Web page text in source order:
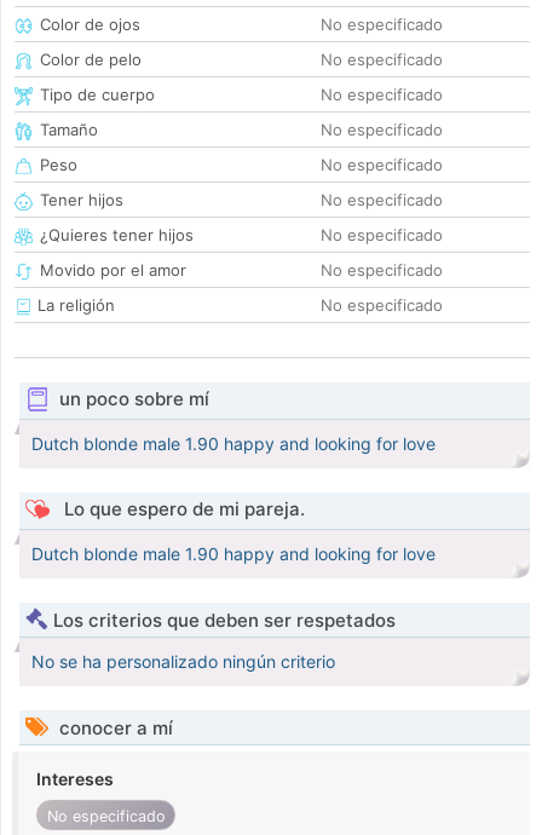
Color de ojos
No especificado
Color de pelo
No especificado
Tipo de cuerpo
No especificado
Tamaño
No especificado
Peso
No especificado
Tener hijos
No especificado
¿Quieres tener hijos
No especificado
Movido por el amor
No especificado
La religión
No especificado
un poco sobre mí
Dutch blonde male 1.90 happy and looking for love
Lo que espero de mi pareja.
Dutch blonde male 1.90 happy and looking for love
Los criterios que deben ser respetados
No se ha personalizado ningún criterio
conocer a mí
Intereses
No especificado